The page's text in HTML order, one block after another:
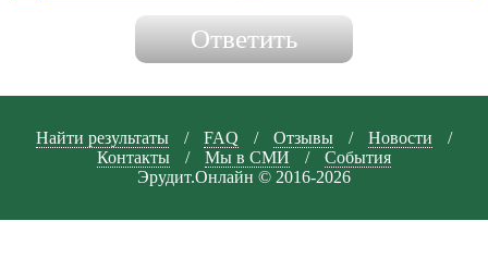
Найти результаты / FAQ / Отзывы / Новости
/
Контакты
/ Мы в СМИ /
События
Эрудит.Онлайн © 2016-2026